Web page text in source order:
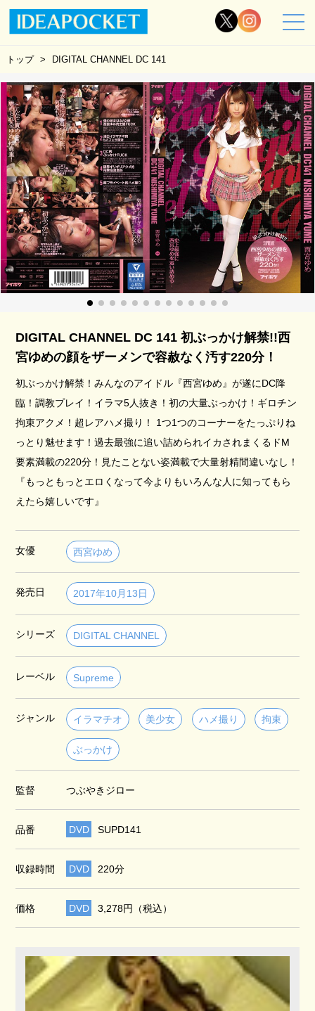
トップ DIGITAL CHANNEL DC 141
DIGITAL CHANNEL DC 141 初ぶっかけ解禁!!西
宮ゆめの顔をザーメンで容赦なく汚す220分！
初ぶっかけ解禁！みんなのアイドル『西宮ゆめ』が遂にDC降
臨！調教プレイ！イラマ5人抜き！初の大量ぶっかけ！ギロチン
拘束アクメ！超レアハメ撮り！ 1つ1つのコーナーをたっぷりね
っとり魅せます！過去最強に追い詰められイカされまくるドM
要素満載の220分！見たことない姿満載で大量射精間違いなし！
『もっともっとエロくなって今よりもいろんな人に知ってもら
えたら嬉しいです』
女優 西宮ゆめ
発売日 2017年10月13日
シリーズ DIGITAL CHANNEL
レーベル Supreme
ジャンル イラマチオ 美少女 ハメ撮り 拘束
ぶっかけ
監督 つぶやきジロー
品番 DVD SUPD141
収録時間 DVD 220分
価格 DVD 3,278円（税込）